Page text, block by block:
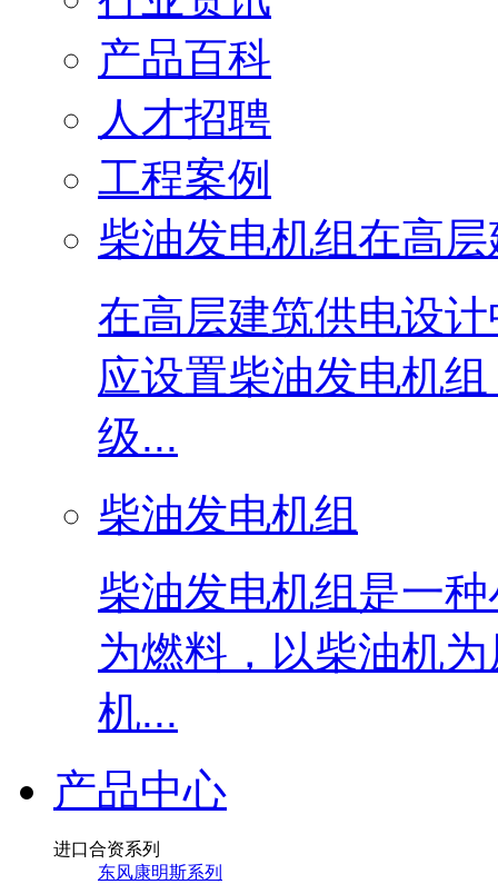
产品百科
人才招聘
工程案例
柴油发电机组在高
在高层建筑供电设
应设置柴油发电机
级...
柴油发电机组
柴油发电机组是一
为燃料，以柴油机
机...
产品中心
进口合资系列
东风康明斯系列